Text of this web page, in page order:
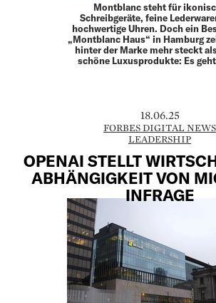
Montblanc steht für
Schreibgeräte, feine
hochwertige Uhren. Doch ein
„Montblanc Haus“ in Hamburg
hinter der Marke mehr steckt
schöne Luxusprodukte: Es
18.06.25
FORBES DIGITAL NEWS
LEADERSHIP
OPENAI STELLT
ABHÄNGIGKEIT VON
INFRAGE